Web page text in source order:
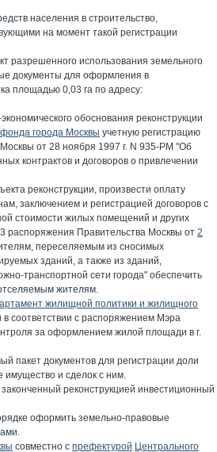
населения в строительство,
на момент такой регистрации
разрешенного использования земельного
документы для оформления в
площадью 0,03 га по адресу:
обоснования реконструкции
города Москвы учетную регистрацию
от 28 ноября 1997 г. N 935-РМ "Об
контрактов и договоров о привлечении
реконструкции, произвести оплату
заключением и регистрацией договоров с
стоимости жилых помещений и других
распоряжения Правительства Москвы от 2
переселяемым из сносимых
зданий, а также из зданий,
транспортной сети города" обеспечить
жителям.
жилищной политики и жилищного
соответствии с распоряжением Мэра
за оформлением жилой площади в г.
пакет документов для регистрации доли
имущество и сделок с ним.
реконструкцией инвестиционный
оформить земельно-правовые
совместно с префектурой Центрального